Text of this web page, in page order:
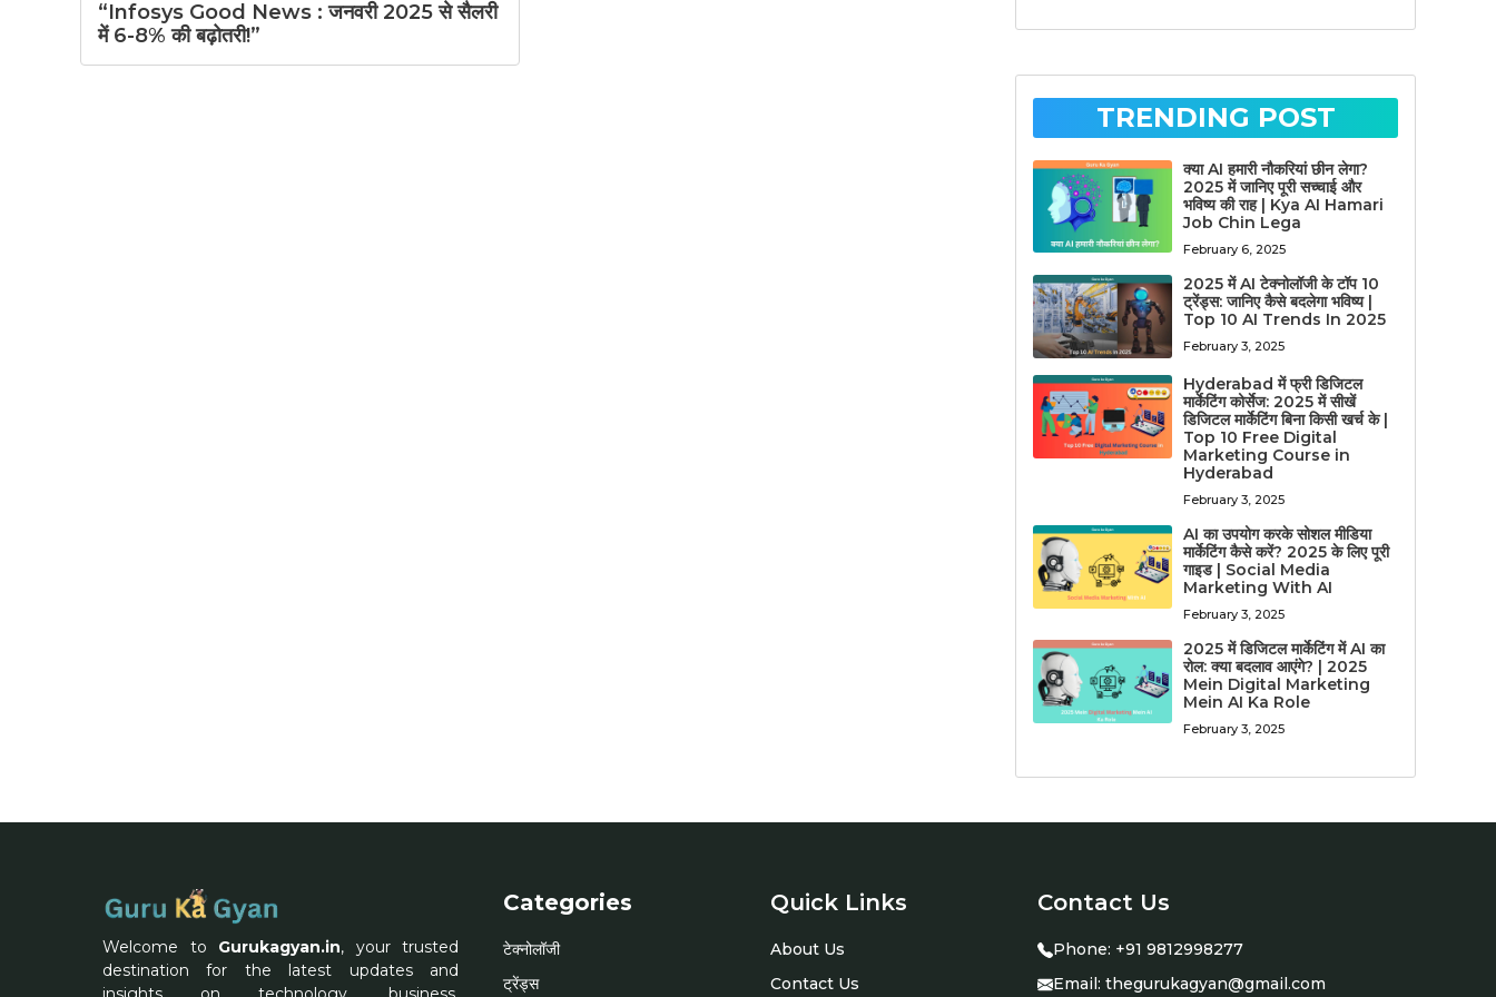
“Infosys Good News : जनवरी 2025 से सैलरी
में 6-8% की बढ़ोतरी!”
TRENDING POST
क्या AI हमारी नौकरियां छीन लेगा?
2025 में जानिए पूरी सच्चाई और
भविष्य की राह | Kya AI Hamari
Job Chin Lega
February 6, 2025
2025 में AI टेक्नोलॉजी के टॉप 10
ट्रेंड्स: जानिए कैसे बदलेगा भविष्य |
Top 10 AI Trends In 2025
February 3, 2025
Hyderabad में फ्री डिजिटल
मार्केटिंग कोर्सेज: 2025 में सीखें
डिजिटल मार्केटिंग बिना किसी खर्च के |
Top 10 Free Digital
Marketing Course in
Hyderabad
February 3, 2025
AI का उपयोग करके सोशल मीडिया
मार्केटिंग कैसे करें? 2025 के लिए पूरी
गाइड | Social Media
Marketing With AI
February 3, 2025
2025 में डिजिटल मार्केटिंग में AI का
रोल: क्या बदलाव आएंगे? | 2025
Mein Digital Marketing
Mein AI Ka Role
February 3, 2025
Welcome to Gurukagyan.in, your trusted
destination for the latest updates and
Categories
टेक्नोलॉजी
ट्रेंड्स
Quick Links
About Us
Contact Us
Contact Us
Phone: +91 9812998277
Email: thegurukagyan@gmail.com